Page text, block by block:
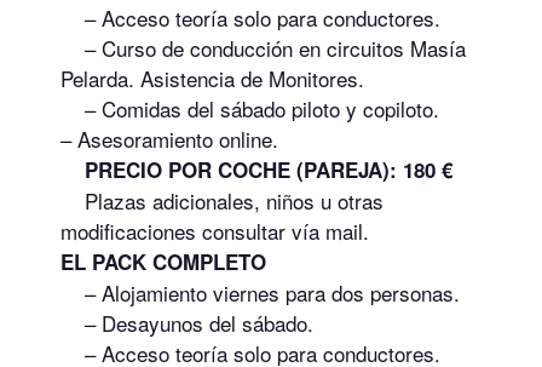
– Acceso teoría solo para conductores.
– Curso de conducción en circuitos Masía
Pelarda. Asistencia de Monitores.
– Comidas del sábado piloto y copiloto.
– Asesoramiento online.
PRECIO POR COCHE (PAREJA): 180 €
Plazas adicionales, niños u otras
modificaciones consultar vía mail.
EL PACK COMPLETO
– Alojamiento viernes para dos personas.
– Desayunos del sábado.
– Acceso teoría solo para conductores.